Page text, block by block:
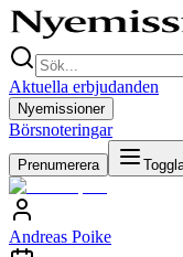
Aktuella erbjudanden
Nyemissioner
Börsnoteringar
Prenumerera
Andreas Poike